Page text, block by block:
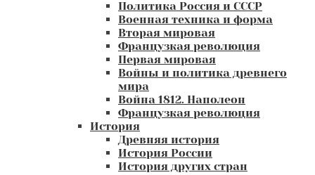
Политика Россия и СССР
Военная техника и форма
Вторая мировая
Французкая революция
Первая мировая
Войны и политика древнего
мира
Война 1812. Наполеон
Французкая революция
История
Древняя история
История России
История других стран